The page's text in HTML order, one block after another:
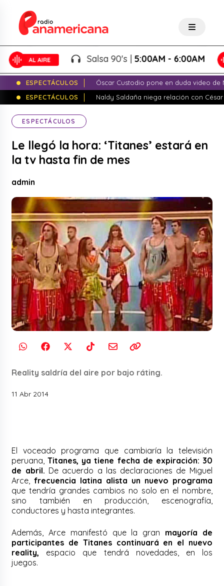
Salsa 90's |5:00AM - 6:00AM
ESPECTÁCULOS
Óscar Custodio pone en duda video de
ESPECTÁCULOS
Naldy Saldaña niega relación con
ESPECTÁCULOS
Le llegó la hora: ‘Titanes’ estará en
la tv hasta fin de mes
admin
Reality saldría del aire por bajo ráting.
11 Abr 2014
El voceado programa que cambiaría la televisión
peruana,Titanes, ya tiene fecha de expiración: 30
de abril. De acuerdo a las declaraciones de Miguel
Arce,frecuencia latina alista un nuevo programa
que tendría grandes cambios no solo en el nombre,
sino también en producción, escenografía,
conductores y hasta integrantes.
Además, Arce manifestó que la gran mayoría de
participantes de Titanes continuará en el nuevo
reality, espacio que tendrá novedades, en los
juegos.